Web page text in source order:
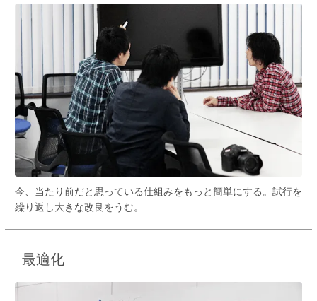
今、当たり前だと思っている仕組みをもっと簡単にする。試行を
繰り返し大きな改良をうむ。
最適化